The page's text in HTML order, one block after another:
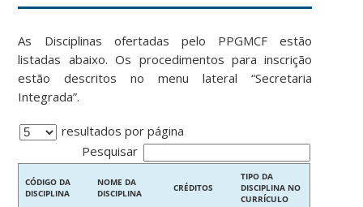
As Disciplinas ofertadas pelo PPGMCF estão
listadas abaixo. Os procedimentos para inscrição
estão descritos no menu lateral “Secretaria
Integrada”.
resultados por página
Pesquisar
CÓDIGO DA
DISCIPLINA
NOME DA
DISCIPLINA
CRÉDITOS
TIPO DA
DISCIPLINA NO
CURRÍCULO